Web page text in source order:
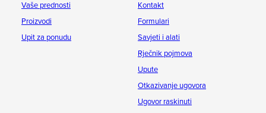
Vaše prednosti
Proizvodi
Upit za ponudu
Kontakt
Formulari
Savjeti i alati
Rječnik pojmova
Upute
Otkazivanje ugovora
Ugovor raskinuti